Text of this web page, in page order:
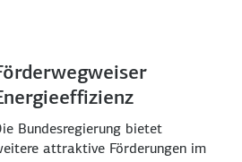
Bundesregierung bietet
attraktive Förderungen im